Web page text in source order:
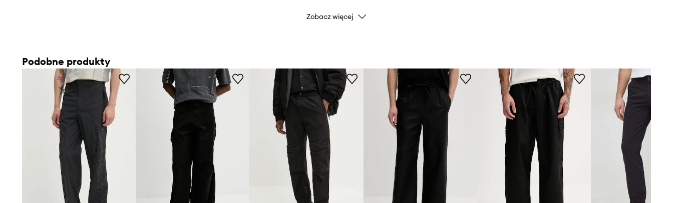
- Szerokość nogawki: 33 cm.
- Długość zewnętrzna nogawki: 105 cm.
- Wymiary podane dla rozmiaru: 48.
Kod producenta
Marka A-COLD-WALL*
Zalecamy wybór rozmiaru, jaki nosisz
zazwyczaj.
Tabela rozmiarów
Zobacz więcej
Podobne produkty